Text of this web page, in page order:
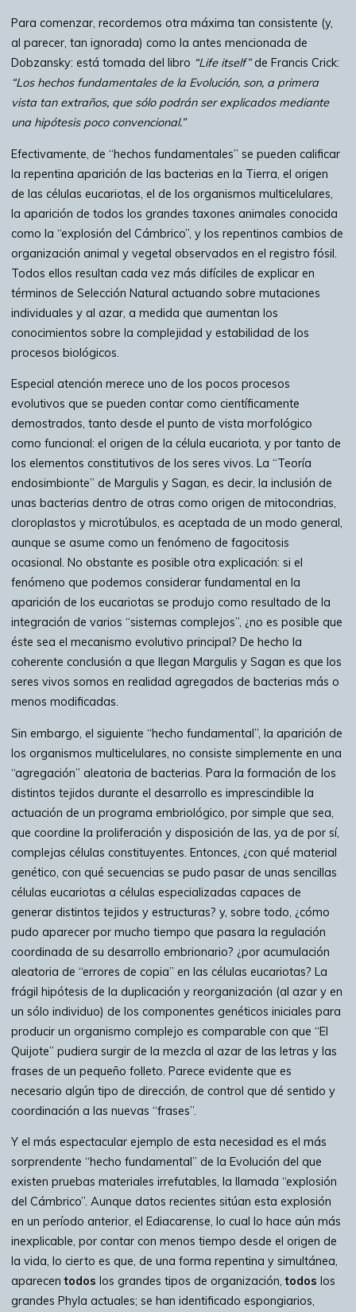
Para comenzar, recordemos otra máxima tan consistente (y,
al parecer, tan ignorada) como la antes mencionada de
Dobzansky: está tomada del libro “Life itself”de Francis Crick:
“Los hechos fundamentales de la Evolución, son, a primera
vista tan extraños, que sólo podrán ser explicados mediante
una hipótesis poco convencional.”
Efectivamente, de “hechos fundamentales” se pueden calificar
la repentina aparición de las bacterias en la Tierra, el origen
de las células eucariotas, el de los organismos multicelulares,
la aparición de todos los grandes taxones animales conocida
como la “explosión del Cámbrico”, y los repentinos cambios de
organización animal y vegetal observados en el registro fósil.
Todos ellos resultan cada vez más difíciles de explicar en
términos de Selección Natural actuando sobre mutaciones
individuales y al azar, a medida que aumentan los
conocimientos sobre la complejidad y estabilidad de los
procesos biológicos.
Especial atención merece uno de los pocos procesos
evolutivos que se pueden contar como científicamente
demostrados, tanto desde el punto de vista morfológico
como funcional: el origen de la célula eucariota, y por tanto de
los elementos constitutivos de los seres vivos. La “Teoría
endosimbionte” de Margulis y Sagan, es decir, la inclusión de
unas bacterias dentro de otras como origen de mitocondrias,
cloroplastos y microtúbulos, es aceptada de un modo general,
aunque se asume como un fenómeno de fagocitosis
ocasional. No obstante es posible otra explicación: si el
fenómeno que podemos considerar fundamental en la
aparición de los eucariotas se produjo como resultado de la
integración de varios “sistemas complejos”, ¿no es posible que
éste sea el mecanismo evolutivo principal? De hecho la
coherente conclusión a que llegan Margulis y Sagan es que los
seres vivos somos en realidad agregados de bacterias más o
menos modificadas.
Sin embargo, el siguiente “hecho fundamental”, la aparición de
los organismos multicelulares, no consiste simplemente en una
“agregación” aleatoria de bacterias. Para la formación de los
distintos tejidos durante el desarrollo es imprescindible la
actuación de un programa embriológico, por simple que sea,
que coordine la proliferación y disposición de las, ya de por sí,
complejas células constituyentes. Entonces, ¿con qué material
genético, con qué secuencias se pudo pasar de unas sencillas
células eucariotas a células especializadas capaces de
generar distintos tejidos y estructuras? y, sobre todo, ¿cómo
pudo aparecer por mucho tiempo que pasara la regulación
coordinada de su desarrollo embrionario? ¿por acumulación
aleatoria de “errores de copia” en las células eucariotas? La
frágil hipótesis de la duplicación y reorganización (al azar y en
un sólo individuo) de los componentes genéticos iniciales para
producir un organismo complejo es comparable con que “El
Quijote” pudiera surgir de la mezcla al azar de las letras y las
frases de un pequeño folleto. Parece evidente que es
necesario algún tipo de dirección, de control que dé sentido y
coordinación a las nuevas “frases”.
Y el más espectacular ejemplo de esta necesidad es el más
sorprendente “hecho fundamental” de la Evolución del que
existen pruebas materiales irrefutables, la llamada “explosión
del Cámbrico”. Aunque datos recientes sitúan esta explosión
en un período anterior, el Ediacarense, lo cual lo hace aún más
inexplicable, por contar con menos tiempo desde el origen de
la vida, lo cierto es que, de una forma repentina y simultánea,
aparecentodoslos grandes tipos de organización,todoslos
grandes Phyla actuales; se han identificado espongiarios,